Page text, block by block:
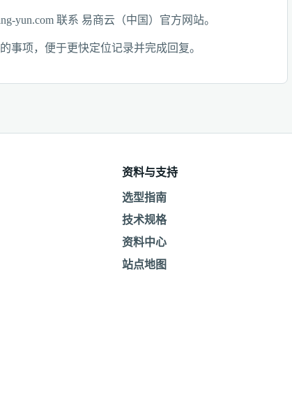
yun.com 联系 易商云（中国）官方网站。
事项，便于更快定位记录并完成回复。
资料与支持
选型指南
技术规格
资料中心
站点地图